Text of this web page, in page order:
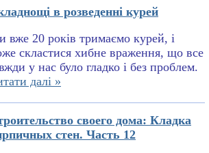
в розведенні курей
вже 20 років тримаємо курей, і
скластися хибне враження, що все
у нас було гладко і без проблем.
далі »
своего дома: Кладка
стен. Часть 12